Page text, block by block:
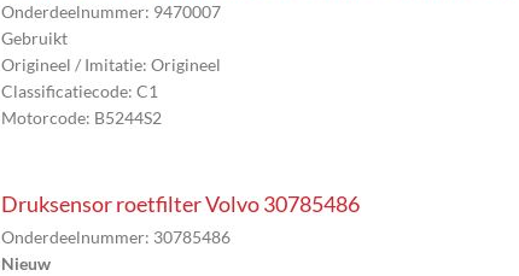
Onderdeelnummer: 9470007
Gebruikt
Origineel / Imitatie: Origineel
Classificatiecode: C1
Motorcode: B5244S2
Druksensor roetfilter Volvo 30785486
Onderdeelnummer: 30785486
Nieuw